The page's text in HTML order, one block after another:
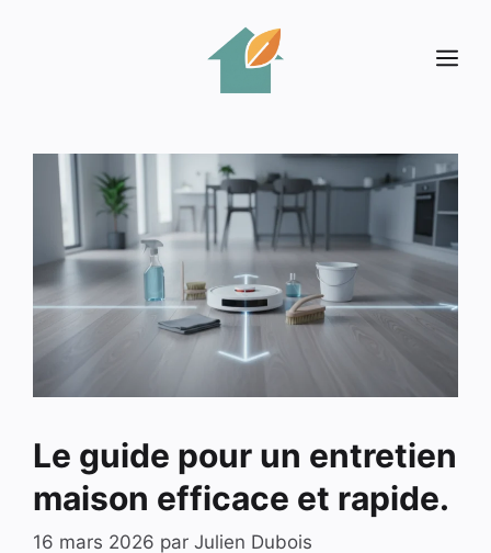
Le guide pour un entretien
maison efficace et rapide.
16 mars 2026 par Julien Dubois